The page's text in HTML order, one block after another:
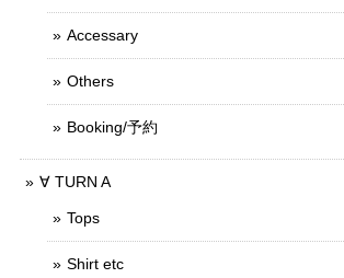
Accessary
Others
Booking/予約
∀ TURN A
Tops
Shirt etc